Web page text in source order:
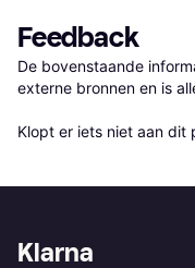
Feedback
De bovenstaande
externe bronnen en is
Klopt er iets niet aan dit
Klarna